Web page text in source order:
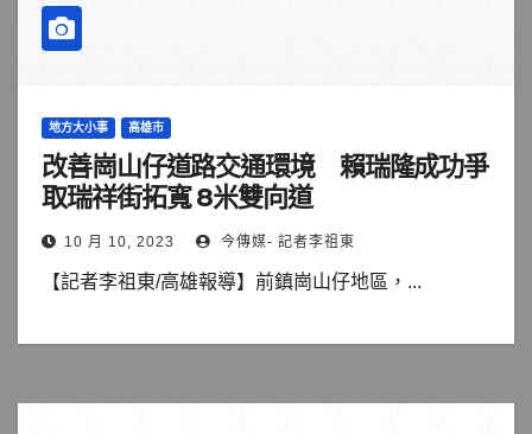
地方大小事 高雄市
改善崗山仔道路交通環境 賴瑞隆成功爭
取瑞祥街拓寬 8米雙向道
10 月 10, 2023 今傳媒- 記者李祖東
【記者李祖東/高雄報導】前鎮崗山仔地區，...